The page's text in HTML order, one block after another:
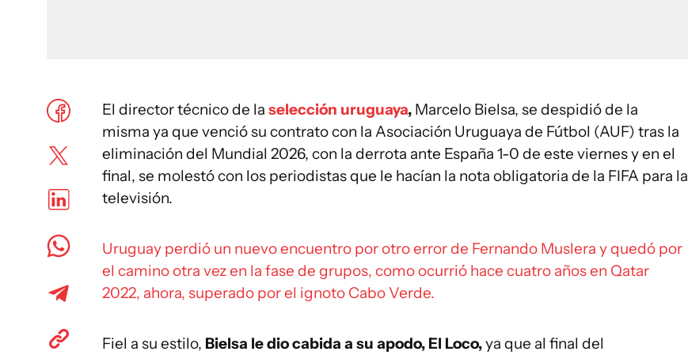
El director técnico de la selección uruguaya, Marcelo Bielsa, se despidió de la
misma ya que venció su contrato con la Asociación Uruguaya de Fútbol (AUF) tras la
eliminación del Mundial 2026, con la derrota ante España 1-0 de este viernes y en el
final, se molestó con los periodistas que le hacían la nota obligatoria de la FIFA para la
televisión.
Uruguay perdió un nuevo encuentro por otro error de Fernando Muslera y quedó por
el camino otra vez en la fase de grupos, como ocurrió hace cuatro años en Qatar
2022, ahora, superado por el ignoto Cabo Verde.
Fiel a su estilo, Bielsa le dio cabida a su apodo, El Loco,ya que al final del